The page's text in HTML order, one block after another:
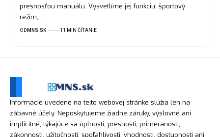
presnosťou manuálu. Vysvetlíme jej funkciu, športový
režim,…
OD MNS.SK 11 MIN ČÍTANIE
Informácie uvedené na tejto webovej stránke slúžia len na
zábavné účely. Neposkytujeme žiadne záruky, výslovné ani
implicitné, týkajúce sa úplnosti, presnosti, primeranosti,
zákonnosti, užitočnosti, spoľahlivosti, vhodnosti, dostupnosti ani